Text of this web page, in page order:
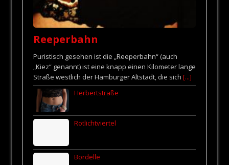
Reeperbahn
Puristisch gesehen ist die „Reeperbahn“ (auch
„Kiez“ genannt) ist eine knapp einen Kilometer lange
Straße westlich der Hamburger Altstadt, die sich [...]
Herbertstraße
Rotlichtviertel
Bordelle